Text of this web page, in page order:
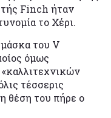
Finch ήταν
το Χέρι.
του V
όμως
τέσσερις
θέση του πήρε ο